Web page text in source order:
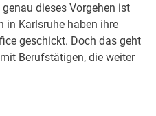
dieses Vorgehen ist
in Karlsruhe haben ihre
geschickt. Doch das geht
Berufstätigen, die weiter